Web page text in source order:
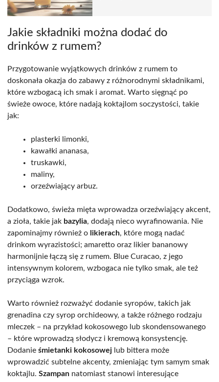
Jakie składniki można dodać do
drinków z rumem?
Przygotowanie wyjątkowych drinków z rumem to
doskonała okazja do zabawy z różnorodnymi składnikami,
które wzbogacą ich smak i aromat. Warto sięgnąć po
świeże owoce, które nadają koktajlom soczystości, takie
jak:
plasterki limonki,
kawałki ananasa,
truskawki,
maliny,
orzeźwiający arbuz.
Dodatkowo, świeża mięta wprowadza orzeźwiający akcent,
a zioła, takie jak bazylia, dodają nieco wyrafinowania. Nie
zapominajmy również o likierach, które mogą nadać
drinkom wyrazistości; amaretto oraz likier bananowy
harmonijnie łączą się z rumem. Blue Curacao, z jego
intensywnym kolorem, wzbogaca nie tylko smak, ale też
przyciąga wzrok.
Warto również rozważyć dodanie syropów, takich jak
grenadina czy syrop orchideowy, a także różnego rodzaju
mleczek – na przykład kokosowego lub skondensowanego
– które wprowadzą słodycz i kremową konsystencję.
Dodanie śmietanki kokosowej lub bittera może
wprowadzić subtelne akcenty, zmieniając tym samym smak
koktajlu. Szampan natomiast stanowi interesujące